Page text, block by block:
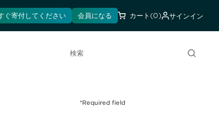
ぐ寄付してください 会員になる カート (0) サインイン
検索